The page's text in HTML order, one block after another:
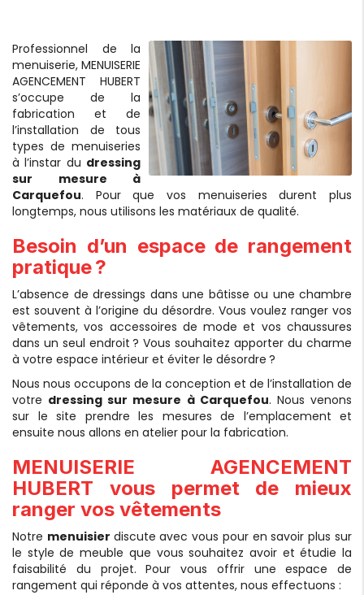
Professionnel de la
menuiserie, MENUISERIE
AGENCEMENT HUBERT
s’occupe de la
fabrication et de
l’installation de tous
types de menuiseries
à l’instar du dressing
sur mesure à
Carquefou. Pour que vos menuiseries durent plus
longtemps, nous utilisons les matériaux de qualité.
Besoin d’un espace de rangement
pratique ?
L’absence de dressings dans une bâtisse ou une chambre
est souvent à l’origine du désordre. Vous voulez ranger vos
vêtements, vos accessoires de mode et vos chaussures
dans un seul endroit ? Vous souhaitez apporter du charme
à votre espace intérieur et éviter le désordre ?
Nous nous occupons de la conception et de l’installation de
votre dressing sur mesure à Carquefou. Nous venons
sur le site prendre les mesures de l’emplacement et
ensuite nous allons en atelier pour la fabrication.
MENUISERIE AGENCEMENT
HUBERT vous permet de mieux
ranger vos vêtements
Notre menuisier discute avec vous pour en savoir plus sur
le style de meuble que vous souhaitez avoir et étudie la
faisabilité du projet. Pour vous offrir une espace de
rangement qui réponde à vos attentes, nous effectuons :